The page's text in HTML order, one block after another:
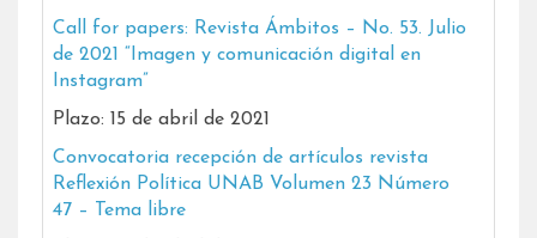
Call for papers: Revista Ámbitos – No. 53. Julio
de 2021 “Imagen y comunicación digital en
Instagram”
Plazo: 15 de abril de 2021
Convocatoria recepción de artículos revista
Reflexión Política UNAB Volumen 23 Número
47 – Tema libre